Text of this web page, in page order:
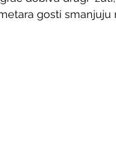
gosti smanjuju